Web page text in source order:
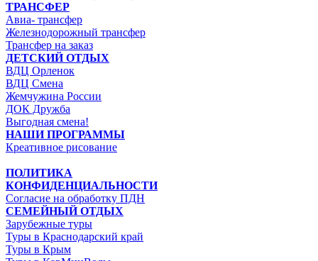
ТРАНСФЕР
Авиа- трансфер
Железнодорожный трансфер
Трансфер на заказ
ДЕТСКИЙ ОТДЫХ
ВДЦ Орленок
ВДЦ Смена
Жемчужина России
ДОК Дружба
Выгодная смена!
НАШИ ПРОГРАММЫ
Креативное рисование
ПОЛИТИКА
КОНФИДЕНЦИАЛЬНОСТИ
Согласие на обработку ПДН
СЕМЕЙНЫЙ ОТДЫХ
Зарубежные туры
Туры в Краснодарский край
Туры в Крым